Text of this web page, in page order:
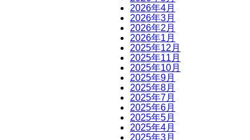
2026年4月
2026年3月
2026年2月
2026年1月
2025年12月
2025年11月
2025年10月
2025年9月
2025年8月
2025年7月
2025年6月
2025年5月
2025年4月
2025年3月